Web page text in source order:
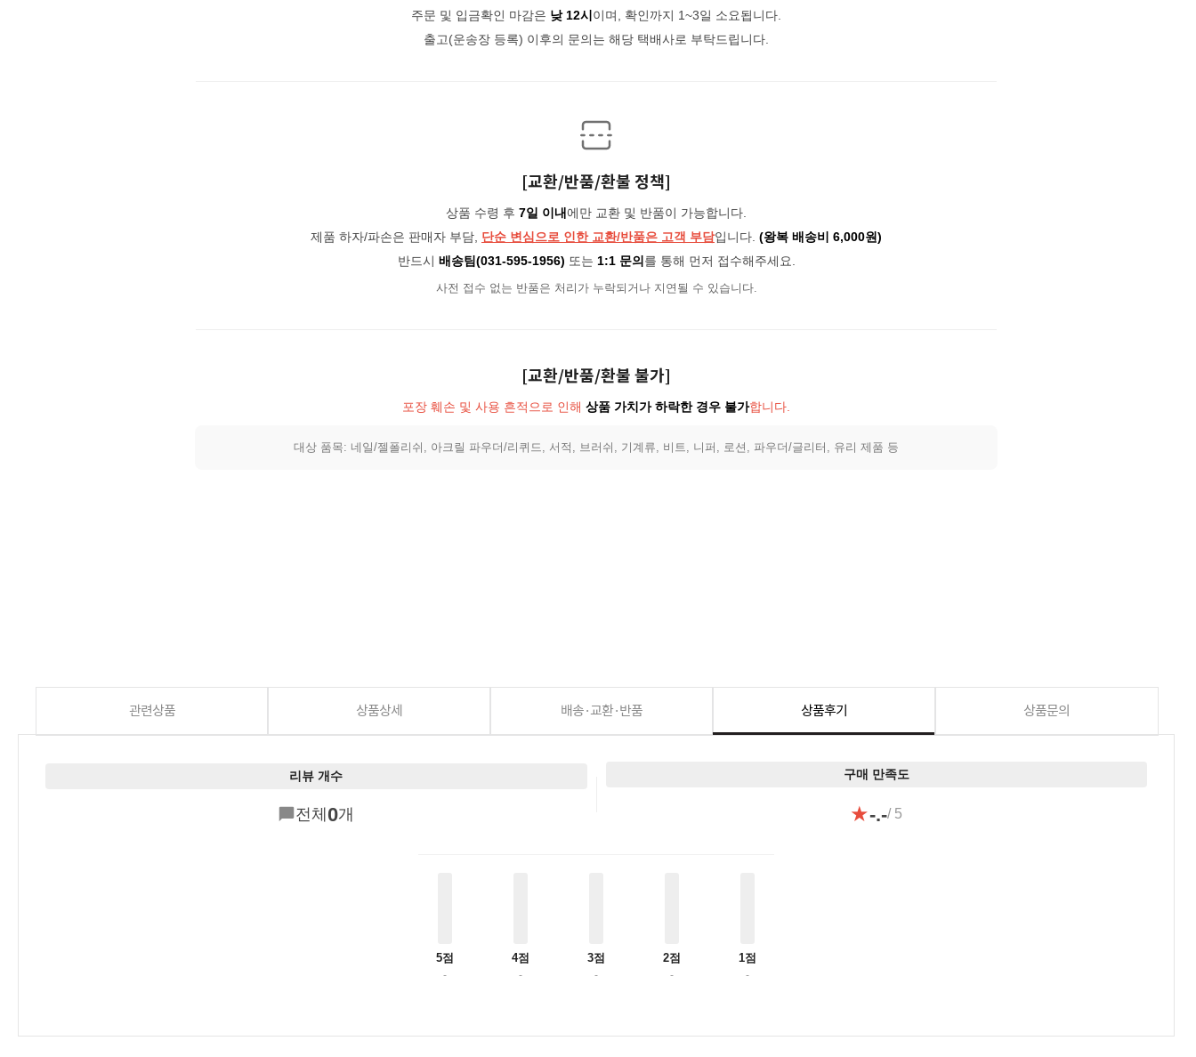
주문 및 입금확인 마감은 낮 12시 이며, 확인까지 1~3일 소요됩니다.
출고(운송장 등록) 이후의 문의는 해당 택배사로 부탁드립니다.
[교환/반품/환불 정책]
상품 수령 후 7일 이내에만 교환 및 반품이 가능합니다.
제품 하자/파손은 판매자 부담, 단순 변심으로 인한 교환/반품은 고객 부담입니다. (왕복 배송비 6,000원)
반드시 배송팀(031-595-1956) 또는 1:1 문의 를 통해 먼저 접수해주세요.
사전 접수 없는 반품은 처리가 누락되거나 지연될 수 있습니다.
[교환/반품/환불 불가]
포장 훼손 및 사용 흔적으로 인해 상품 가치가 하락한 경우 불가합니다.
대상 품목: 네일/젤폴리쉬, 아크릴 파우더/리퀴드, 서적, 브러쉬, 기계류, 비트, 니퍼, 로션, 파우더/글리터, 유리 제품 등
관련상품 상품상세 배송·교환·반품 상품후기 상품문의
리뷰 개수
전체 0개
구매 만족도
★-.-/ 5
5점
-
4점
-
3점
-
2점
-
1점
-